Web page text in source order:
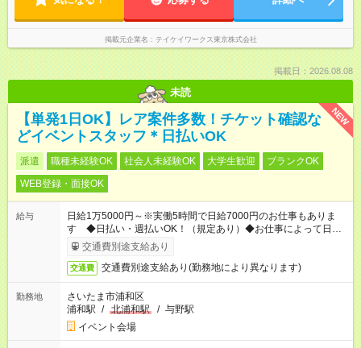
掲載元企業名 テイケイワークス東京株式会社
掲載日：2026.08.08
未読
NEW
【単発1日OK】レア案件多数！チケット確認な
どイベントスタッフ＊日払いOK
派遣 職種未経験OK 社会人未経験OK 大学生歓迎
ブランクOK
WEB登録・面接OK
給与
日給1万5000円～※実働5時間で日給7000円のお仕事もありま
す ◆日払い・週払いOK！（規定あり）◆お仕事によって日給も
異なります
交通費別途支給あり
交通費 交通費別途支給あり(勤務地により異なります)
勤務地
さいたま市浦和区
浦和駅 / 北浦和駅 / 与野駅
イベント会場